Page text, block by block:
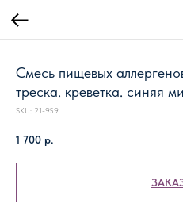
Смесь пищевых
треска. креветка. синяя
SKU: 21-959
1 700 р.